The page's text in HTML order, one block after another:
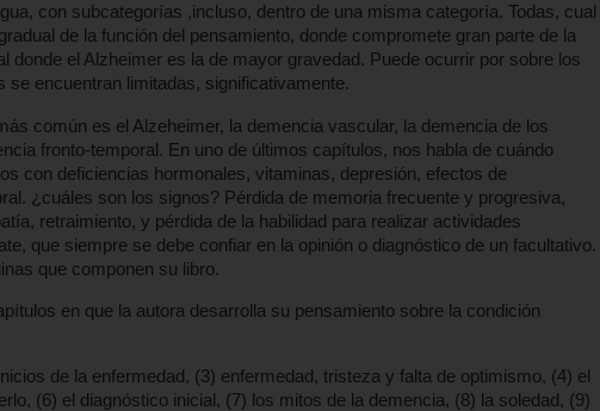
con subcategorías ,incluso, dentro de una misma categoría. Todas, cual
de la función del pensamiento, donde compromete gran parte de la
donde el Alzheimer es la de mayor gravedad. Puede ocurrir por sobre los
encuentran limitadas, significativamente.
común es el Alzeheimer, la demencia vascular, la demencia de los
fronto-temporal. En uno de últimos capítulos, nos habla de cuándo
con deficiencias hormonales, vitaminas, depresión, efectos de
¿cuáles son los signos? Pérdida de memoria frecuente y progresiva,
retraimiento, y pérdida de la habilidad para realizar actividades
que siempre se debe confiar en la opinión o diagnóstico de un facultativo.
que componen su libro.
en que la autora desarrolla su pensamiento sobre la condición
de la enfermedad, (3) enfermedad, tristeza y falta de optimismo, (4) el
(6) el diagnóstico inicial, (7) los mitos de la demencia, (8) la soledad, (9)